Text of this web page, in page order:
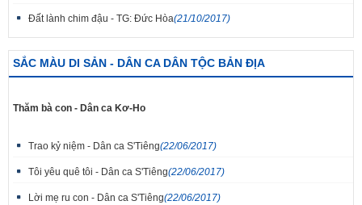
Đất lành chim đậu - TG: Đức Hòa(21/10/2017)
SẮC MÀU DI SẢN - DÂN CA DÂN TỘC BẢN ĐỊA
Thăm bà con - Dân ca Kơ-Ho
Trao kỷ niệm - Dân ca S'Tiêng(22/06/2017)
Tôi yêu quê tôi - Dân ca S'Tiêng(22/06/2017)
Lời mẹ ru con - Dân ca S'Tiêng(22/06/2017)